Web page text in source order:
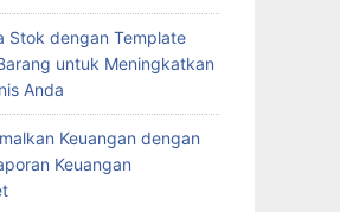
Stok dengan Template
untuk Meningkatkan
Anda
Keuangan dengan
Keuangan